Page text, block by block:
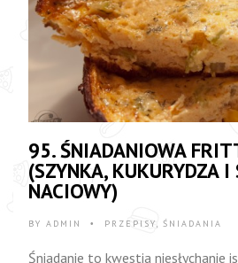
95. ŚNIADANIOWA
(SZYNKA, KUKURYDZA I
NACIOWY)
BY ADMIN • PRZEPISY, ŚNIADANIA
Śniadanie to kwestia niesłychanie